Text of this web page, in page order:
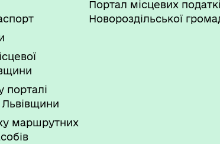
з нормативної
району Львівської
технічних та якісних
вартості предмета
технічних та якісних
вартості предмета
технічних та якісних
порталі
Львівщини
маршрутних
Портал місцевих
Новороздільської